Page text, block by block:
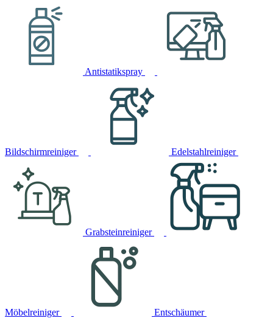
Antistatikspray
Bildschirmreiniger Edelstahlreiniger
Grabsteinreiniger
Möbelreiniger Entschäumer